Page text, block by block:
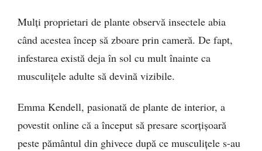
Mulți proprietari de plante observă insectele abia
când acestea încep să zboare prin cameră. De fapt,
infestarea există deja în sol cu mult înainte ca
musculițele adulte să devină vizibile.
Emma Kendell, pasionată de plante de interior, a
povestit online că a început să presare scorțișoară
peste pământul din ghivece după ce musculițele s-au